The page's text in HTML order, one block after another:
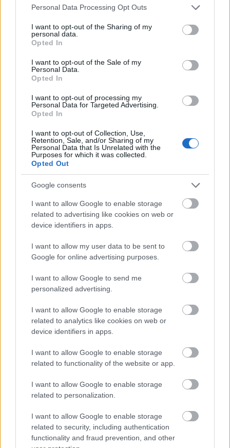
Please note that this website/app uses one or more Google
not limited to your visit or usage behaviour. You may click to
grant or deny consent to Google and its third-party tags to
use your data for below specified purposes in below Google
consent section.
Personal Data Processing Opt Outs
I want to opt-out of the Sharing of my
personal data.
Opted In
I want to opt-out of the Sale of my
Personal Data.
Opted In
I want to opt-out of processing my
Personal Data for Targeted Advertising.
Opted In
I want to opt-out of Collection, Use,
Retention, Sale, and/or Sharing of my
Personal Data that Is Unrelated with the
Purposes for which it was collected.
Opted Out
Google consents
I want to allow Google to enable storage
related to advertising like cookies on web or
device identifiers in apps.
I want to allow my user data to be sent to
Google for online advertising purposes.
I want to allow Google to send me
personalized advertising.
I want to allow Google to enable storage
related to analytics like cookies on web or
device identifiers in apps.
I want to allow Google to enable storage
related to functionality of the website or app.
I want to allow Google to enable storage
related to personalization.
I want to allow Google to enable storage
related to security, including authentication
functionality and fraud prevention, and other
fütty nélkül a magyar himnusz alatt, meccs után a B-
közép megtapsolja a magyart.
Na, akkor most megkérdezném, hogy vajon az ETO-
DVSC bajnoki döntőben vajon kurva-e volt Vérten és
Görbicz, amikor éppen hallótávolságban volt a kb. 8
debreceni vagány előtt, vagy nem-e volt kurva...
16 éve
@Artie: a lelátó a társadalom egy piciny
szeglete. a jégkorong abban a szerencsés helyzetben
van, hogy egyáltalán nem a társadalom alsóbb
rétegei látogatják, mondhatni, elenyésző arányban.
a fociemccseken picit más az arány, de azért ott sem
közhangulata ráadásul nem pozitív irányba terelte
ezeket a folyamatokat, de ehhez elég csak autóba
ülni, és az ember jó eséllyel igen hamar
olyan az egész, mintha az osztály jótanulója
sértődötten mesélné az anyukájának, hogy a
munkanélküli szülőkkel rendelkező Pistikének
koszos a pólója, csúnyán beszél, verekszik és
egyébként is: HÜLYE. Persze ezt pistinek soha nem
mondaná a szemébe, mert jönne olyan tockos, hogy
még. de azért belül feszíti a büszkeség, hogy ő
Liladínó
16 éve
Sziasztok! Nem voltam ott, de a tévén is nagyszerű
volt, amit a Csapat és a Szurkolók nyújtottak. Nem
tudom, milyen volt a szervezés, de én is hajlok arra,
hogy ez a levél betudható - ha volt rá ok - egyfajta